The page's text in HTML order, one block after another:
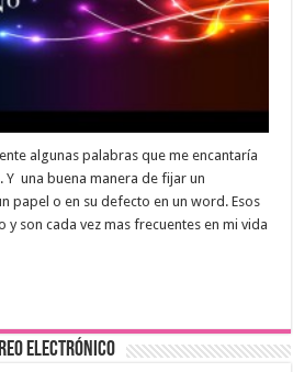
algunas palabras que me encantaría
una buena manera de fijar un
papel o en su defecto en un word. Esos
y son cada vez mas frecuentes en mi vida
electrónico